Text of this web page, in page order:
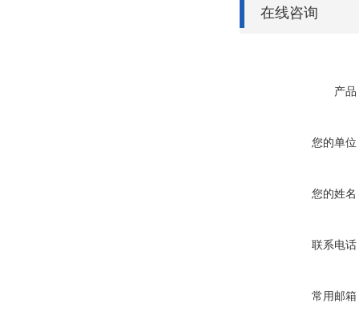
在线咨询
产品
您的单位
您的姓名
联系电话
常用邮箱